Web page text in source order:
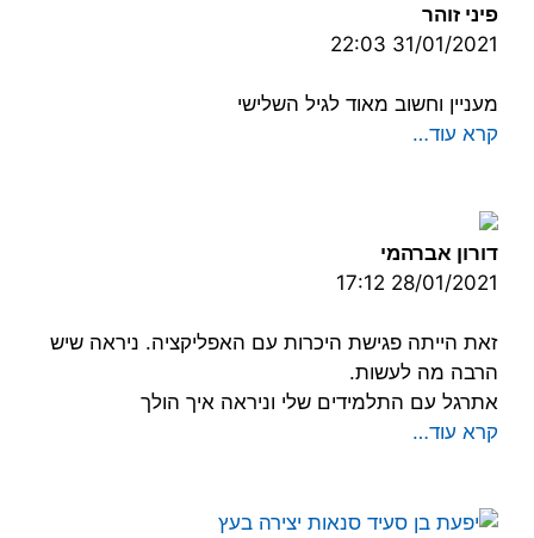
פיני זוהר
31/01/2021 22:03
מעניין וחשוב מאוד לגיל השלישי
קרא עוד…
דורון אברהמי
28/01/2021 17:12
זאת הייתה פגישת היכרות עם האפליקציה. ניראה שיש
הרבה מה לעשות.
אתרגל עם התלמידים שלי וניראה איך הולך
קרא עוד…